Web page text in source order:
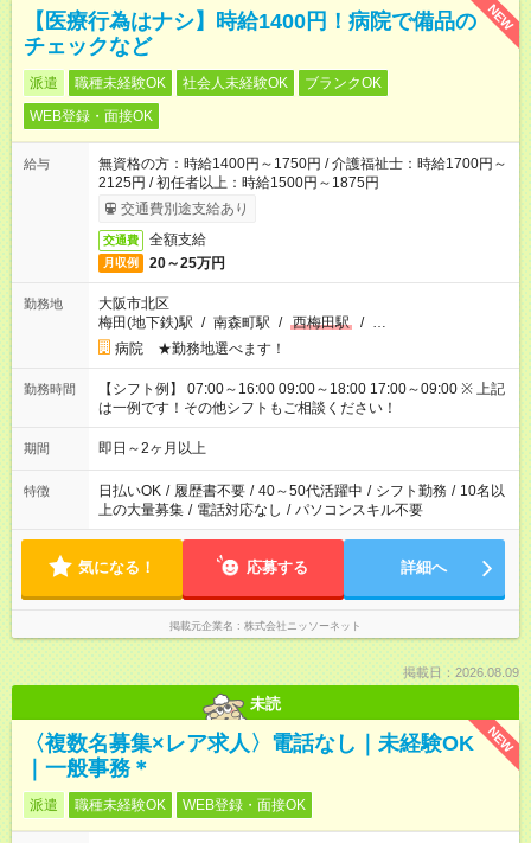
NEW
【医療行為はナシ】時給1400円！病院で備品の
チェックなど
派遣 職種未経験OK 社会人未経験OK
ブランクOK
WEB登録・面接OK
給与
無資格の方：時給1400円～1750円 / 介護福祉士：時給1700円～
2125円 / 初任者以上：時給1500円～1875円
交通費別途支給あり
交通費 全額支給
月収例 20～25万円
勤務地
大阪市北区
梅田(地下鉄)駅 / 南森町駅 / 西梅田駅 / …
病院 ★勤務地選べます！
勤務時間
【シフト例】 07:00～16:00 09:00～18:00 17:00～09:00 ※ 上記
は一例です！その他シフトもご相談ください！
期間 即日～2ヶ月以上
特徴 日払いOK / 履歴書不要 / 40～50代活躍中 / シフト勤務 / 10名以
上の大量募集 / 電話対応なし / パソコンスキル不要
気になる！ 応募する 詳細へ
掲載元企業名 株式会社ニッソーネット
掲載日：2026.08.09
未読
NEW
〈複数名募集×レア求人〉電話なし｜未経験OK
｜一般事務＊
派遣 職種未経験OK WEB登録・面接OK